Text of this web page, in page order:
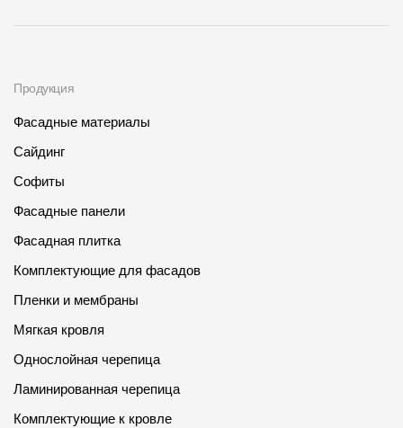
Продукция
Фасадные материалы
Сайдинг
Софиты
Фасадные панели
Фасадная плитка
Комплектующие для фасадов
Пленки и мембраны
Мягкая кровля
Однослойная черепица
Ламинированная черепица
Комплектующие к кровле